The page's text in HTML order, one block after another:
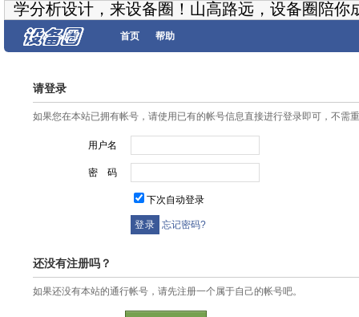
学分析设计，来设备圈！山高路远，设备圈陪你
首页 帮助
请登录
如果您在本站已拥有帐号，请使用已有的帐号信息直接进行登录即可，不需
用户名
密 码
下次自动登录
忘记密码?
还没有注册吗？
如果还没有本站的通行帐号，请先注册一个属于自己的帐号吧。